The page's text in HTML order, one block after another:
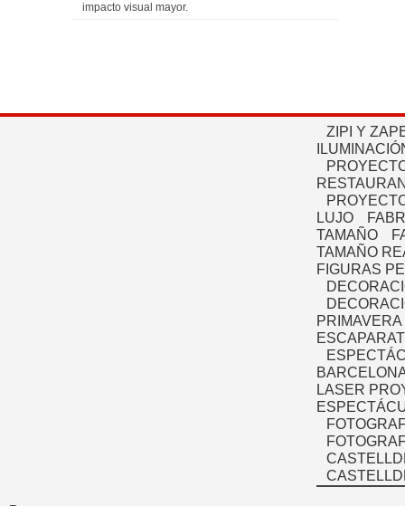
impacto visual mayor.
ZIPI Y
LUJO
TAMAÑO
TAMAÑO
FIGURAS
PRIMAVERA
LASER